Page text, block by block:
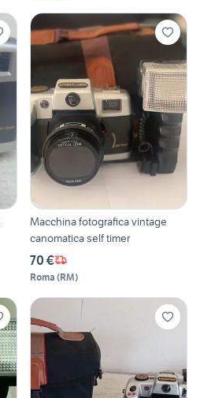
Macchina fotografica vintage
canomatica self timer
70 €
Roma (RM)